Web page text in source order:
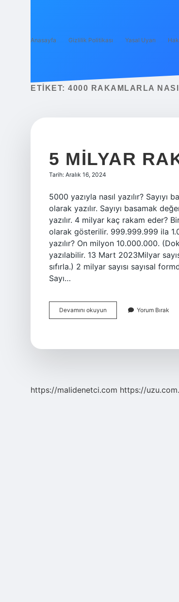
Anasayfa Gizlilik Politikası Yasal Uyarı
ETIKET: 4000 RAKAMLARLA
5 MILYAR
Tarih: Aralık 16, 2024
5000 yazıyla nasıl yazılır?
olarak yazılır. Sayıyı basamak
yazılır. 4 milyar kaç rakam eder?
olarak gösterilir. 999.999.999 ila
yazılır? On milyon 10.000.000.
yazılabilir. 13 Mart 2023Milyar
sıfırla.) 2 milyar sayısı sayısal
Sayı…
Devamını okuyun
Milyar
Yorum Bırak
https://malidenetci.com https://